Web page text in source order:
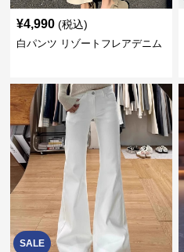
¥4,990 (税込)
白パンツ リゾートフレアデニム
SALE